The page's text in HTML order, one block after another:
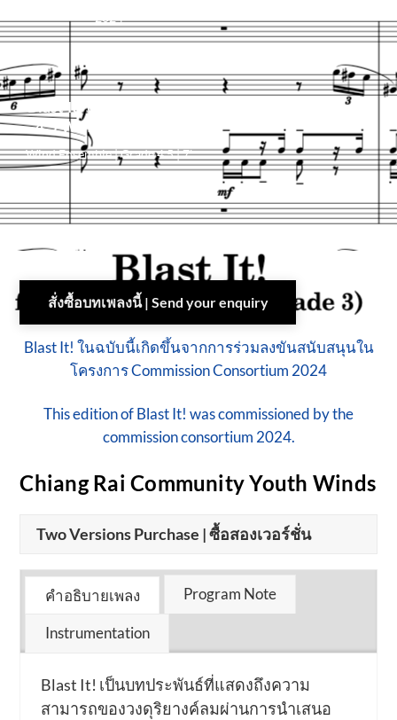
2024
Blast It! (more) (Grade
4.5 Wind Ensemble)
Wind Ensemble | Grade 4.5 | 7′
30″ | 2025
สั่งซื้อบทเพลงนี้ | Send your enquiry
Blast It! ในฉบับนี้เกิดขึ้นจากการร่วมลงขันสนับสนุนใน
โครงการ Commission Consortium 2024
This edition of Blast It! was commissioned by the
commission consortium 2024.
Chiang Rai Community Youth Winds
Two Versions Purchase | ซื้อสองเวอร์ชั่น
คำอธิบายเพลง Program Note
Instrumentation
Blast It! เป็นบทประพันธ์ที่แสดงถึงความ
สามารถของวงดุริยางค์ลมผ่านการนำเสนอ